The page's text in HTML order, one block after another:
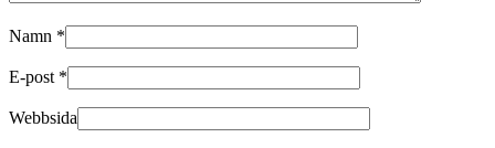
Namn *
E-post *
Webbsida